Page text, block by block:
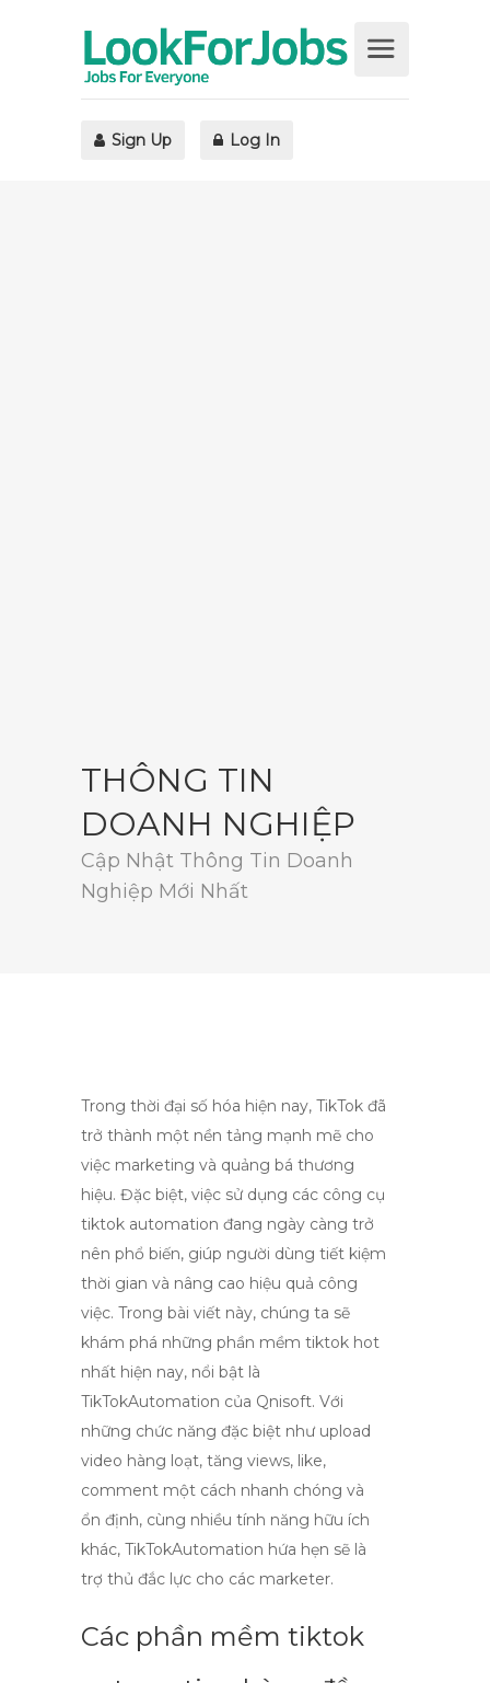
Sign Up Log In
THÔNG TIN
DOANH NGHIỆP
Cập Nhật Thông Tin Doanh
Nghiệp Mới Nhất
Trong thời đại số hóa hiện nay, TikTok đã
trở thành một nền tảng mạnh mẽ cho
việc marketing và quảng bá thương
hiệu. Đặc biệt, việc sử dụng các công cụ
tiktok automation đang ngày càng trở
nên phổ biến, giúp người dùng tiết kiệm
thời gian và nâng cao hiệu quả công
việc. Trong bài viết này, chúng ta sẽ
khám phá những phần mềm tiktok hot
nhất hiện nay, nổi bật là
TikTokAutomation của Qnisoft. Với
những chức năng đặc biệt như upload
video hàng loạt, tăng views, like,
comment một cách nhanh chóng và
ổn định, cùng nhiều tính năng hữu ích
khác, TikTokAutomation hứa hẹn sẽ là
trợ thủ đắc lực cho các marketer.
Các phần mềm tiktok